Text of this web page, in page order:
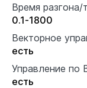
Время
0.1-1800
Векторное
есть
Управление по
есть